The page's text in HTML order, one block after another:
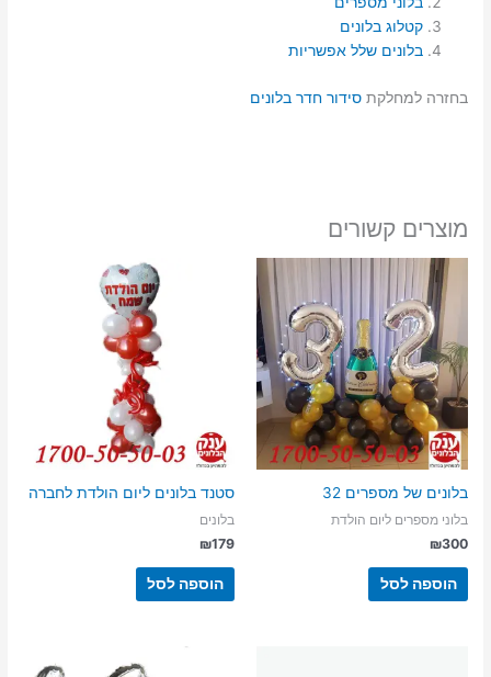
קטלוג בלונים
בלונים שלל אפשריות
בחזרה למחלקתסידור חדר בלונים
מוצרים קשורים
בלונים של מספרים 32
בלוני מספרים ליום הולדת
₪300
הוספה לסל
סטנד בלונים ליום הולדת לחברה
בלונים
₪179
הוספה לסל